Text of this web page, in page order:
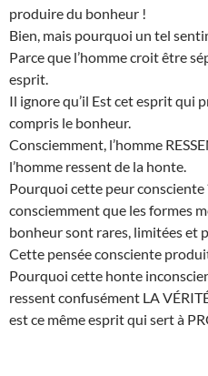
produire du bonheur !
Bien, mais pourquoi un tel
Parce que l’homme croit être
esprit.
Il ignore qu’il Est cet esprit qui
compris le bonheur.
Consciemment, l’homme
l’homme ressent de la honte.
Pourquoi cette peur consciente
consciemment que les formes
bonheur sont rares, limitées et
Cette pensée consciente
Pourquoi cette honte
ressent confusément LA
est ce même esprit qui sert à